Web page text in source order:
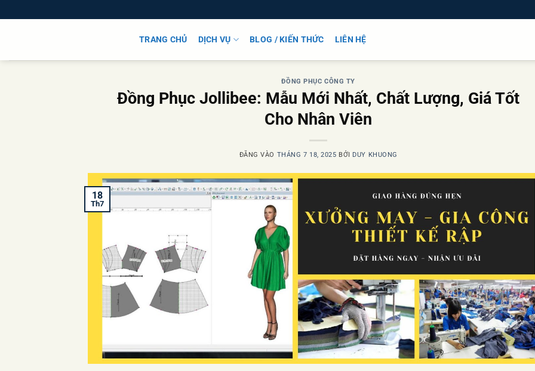
qua
TRANG CHỦ DỊCH VỤ BLOG / KIẾN THỨC LIÊN HỆ
ĐỒNG PHỤC CÔNG TY
Đồng Phục Jollibee: Mẫu Mới Nhất, Chất Lượng, Giá Tốt
Cho Nhân Viên
ĐĂNG VÀO THÁNG 7 18, 2025 BỞI DUY KHUONG
18
Th7